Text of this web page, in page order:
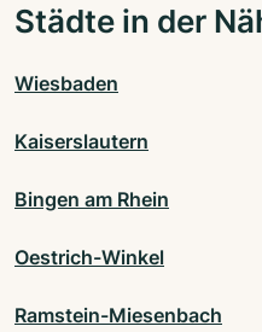
Städte in der
Wiesbaden
Kaiserslautern
Bingen am Rhein
Oestrich-Winkel
Ramstein-Miesenbach